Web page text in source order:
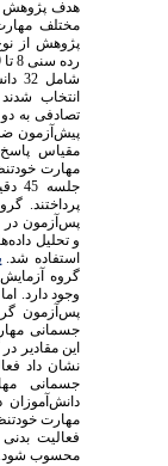
هدف پژوهش
مختلف
پژوهش از نوع
شامل 32 دانش‌آموز بودند که به‌صورت نمونه
انتخاب
تصادفی به دو
پیش‌‌آزمون ضمن
مقیاس پاسخ
جلسه
پرداختند.
پس‌آزمون در
و تحلیل
استفاده شد.
گروه آزمایش
وجود دارد.
پس‌آزمون
جسمانی
این مقادیر در
نشان داد
جسمانی
دانش‌آموزان
مهارت
فعالیت بدنی
محسوب شود.